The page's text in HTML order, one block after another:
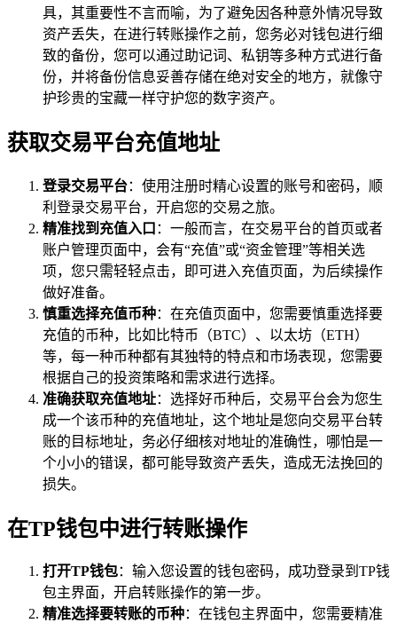
具，其重要性不言而喻，为了避免因各种意外情况导致
资产丢失，在进行转账操作之前，您务必对钱包进行细
致的备份，您可以通过助记词、私钥等多种方式进行备
份，并将备份信息妥善存储在绝对安全的地方，就像守
护珍贵的宝藏一样守护您的数字资产。
获取交易平台充值地址
登录交易平台：使用注册时精心设置的账号和密码，顺
利登录交易平台，开启您的交易之旅。
精准找到充值入口 ：一般而言，在交易平台的首页或者
账户管理页面中，会有“充值”或“资金管理”等相关选
项，您只需轻轻点击，即可进入充值页面，为后续操作
做好准备。
慎重选择充值币种：在充值页面中，您需要慎重选择要
充值的币种，比如比特币（BTC）、以太坊（ETH）
等，每一种币种都有其独特的特点和市场表现，您需要
根据自己的投资策略和需求进行选择。
准确获取充值地址：选择好币种后，交易平台会为您生
成一个该币种的充值地址，这个地址是您向交易平台转
账的目标地址，务必仔细核对地址的准确性，哪怕是一
个小小的错误，都可能导致资产丢失，造成无法挽回的
损失。
在TP钱包中进行转账操作
打开TP钱包：输入您设置的钱包密码，成功登录到TP钱
包主界面，开启转账操作的第一步。
精准选择要转账的币种：在钱包主界面中，您需要精准